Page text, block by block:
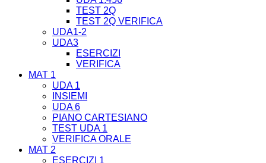
TEST 2Q
TEST 2Q VERIFICA
UDA1-2
UDA3
ESERCIZI
VERIFICA
MAT 1
UDA 1
INSIEMI
UDA 6
PIANO CARTESIANO
TEST UDA 1
VERIFICA ORALE
MAT 2
ESERCIZI 1